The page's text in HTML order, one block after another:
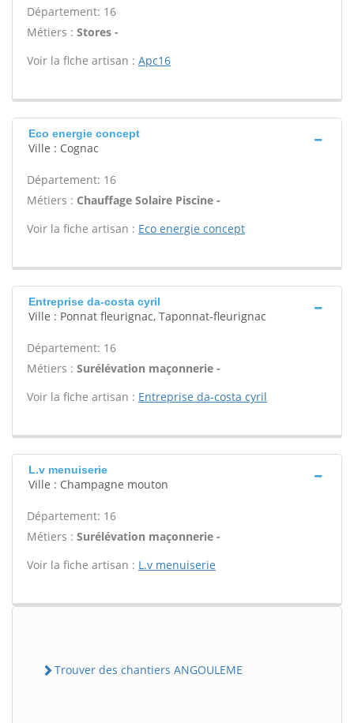
Département: 16
Métiers : Stores -
Voir la fiche artisan : Apc16
Eco energie concept
Ville : Cognac
Département: 16
Métiers : Chauffage Solaire Piscine -
Voir la fiche artisan : Eco energie concept
Entreprise da-costa cyril
Ville : Ponnat fleurignac, Taponnat-fleurignac
Département: 16
Métiers : Surélévation maçonnerie -
Voir la fiche artisan : Entreprise da-costa cyril
L.v menuiserie
Ville : Champagne mouton
Département: 16
Métiers : Surélévation maçonnerie -
Voir la fiche artisan : L.v menuiserie
Trouver des chantiers ANGOULEME